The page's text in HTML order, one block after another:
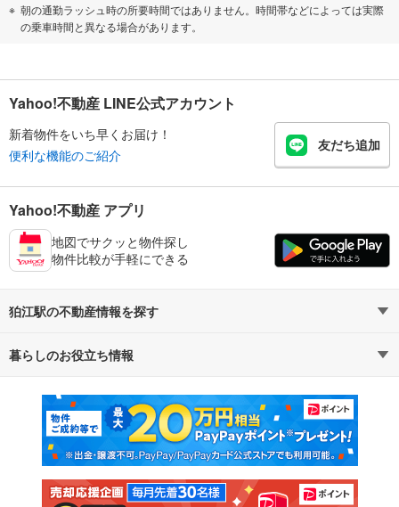
朝の通勤ラッシュ時の所要時間ではありません。時間帯などによっては実際
の乗車時間と異なる場合があります。
Yahoo!不動産 LINE公式アカウント
新着物件をいち早くお届け！
便利な機能のご紹介
友だち追加
Yahoo!不動産 アプリ
地図でサクッと物件探し
物件比較が手軽にできる
狛江駅の不動産情報を探す
不動産・住宅
新築マンション 中古マンション
新築一戸建て 中古一戸建て
注文住宅 土地
暮らしのお役立ち情報
マンションカタログ 教えて！住まいの先生